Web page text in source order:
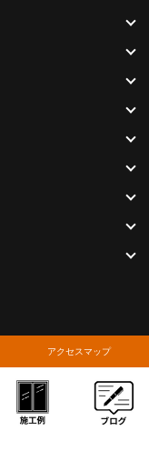
アクセスマップ